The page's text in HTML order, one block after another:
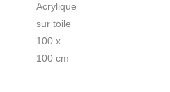
Acrylique
sur toile
100 x
100 cm